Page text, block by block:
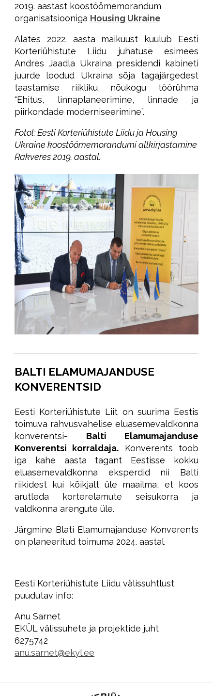
2019. aastast koostöömemorandum
organisatsiooniga Housing Ukraine
Alates 2022. aasta maikuust kuulub Eesti
Korteriühistute Liidu juhatuse esimees
Andres Jaadla Ukraina presidendi kabineti
juurde loodud Ukraina sõja tagajärgedest
taastamise riikliku nõukogu töörühma
“Ehitus, linnaplaneerimine, linnade ja
piirkondade moderniseerimine”.
Fotol: Eesti Korteriühistute Liidu ja Housing
Ukraine koostöömemorandumi allkirjastamine
Rakveres 2019. aastal.
BALTI ELAMUMAJANDUSE
KONVERENTSID
Eesti Korteriühistute Liit on suurima Eestis
toimuva rahvusvahelise eluasemevaldkonna
konverentsi- Balti Elamumajanduse
Konverentsi korraldaja. Konverents toob
iga kahe aasta tagant Eestisse kokku
eluasemevaldkonna eksperdid nii Balti
riikidest kui kõikjalt üle maailma, et koos
arutleda korterelamute seisukorra ja
valdkonna arengute üle.
Järgmine Blati Elamumajanduse Konverents
on planeeritud toimuma 2024. aastal.
Eesti Korteriühistute Liidu välissuhtlust
puudutav info:
Anu Sarnet
EKÜL välissuhete ja projektide juht
6275742
anu.sarnet@ekyl.ee